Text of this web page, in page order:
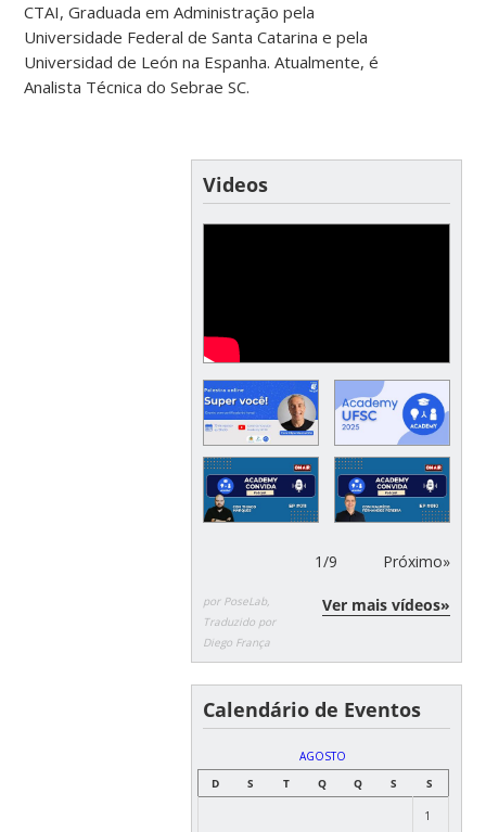
CTAI, Graduada em Administração pela
Universidade Federal de Santa Catarina e pela
Universidad de León na Espanha. Atualmente, é
Analista Técnica do Sebrae SC.
Videos
1/9 Próximo»
por PoseLab,
Traduzido por
Diego França
Ver mais vídeos»
Calendário de Eventos
AGOSTO
D
S T Q Q S S
1